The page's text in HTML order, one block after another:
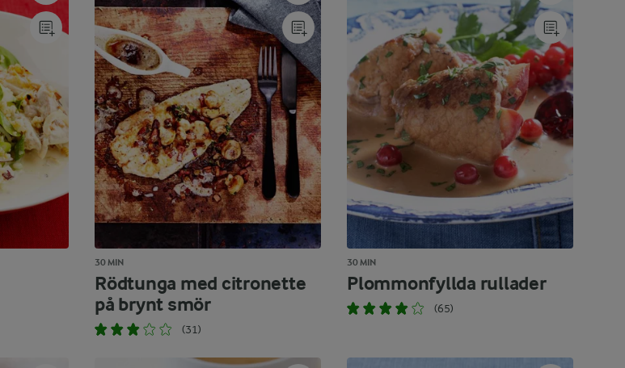
30 MIN
Rödtunga med citronette
på brynt smör
(31)
30 MIN
Plommonfyllda rullader
(65)